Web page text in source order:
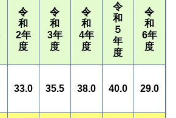
令
和
2年
度
令
和
3年
度
令
和
4年
度
令
和
５
年
度
令
和
6年
度
33.0 35.5 38.0 40.0 29.0